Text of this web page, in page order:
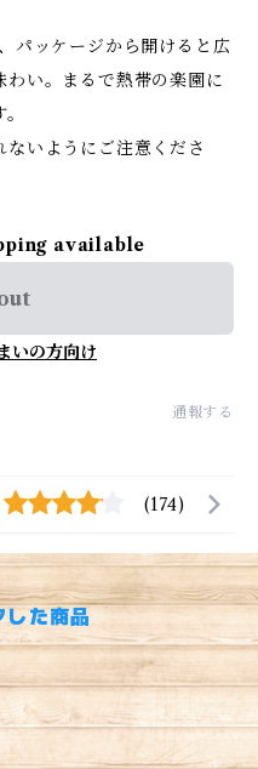
パッケージから開けると広
い。まるで熱帯の楽園に
いようにご注意くださ
available
いの方向け
通報する
(174)
した商品